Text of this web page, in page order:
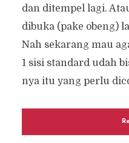
dan ditempel lagi.
dibuka (pake obeng)
Nah sekarang mau
1 sisi standard udah
nya itu yang perlu